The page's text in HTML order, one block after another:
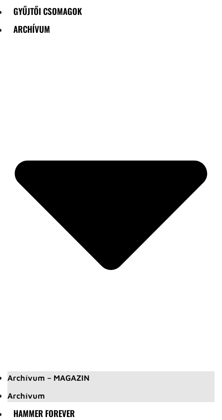
GYŰJTŐI CSOMAGOK
ARCHÍVUM
Archívum – MAGAZIN
Archívum
HAMMER FOREVER